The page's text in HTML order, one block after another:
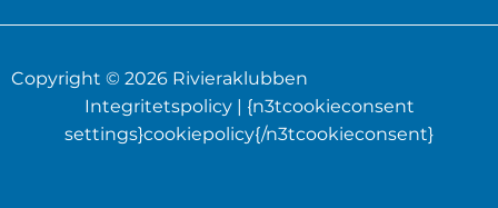
Copyright © 2026 Rivieraklubben
Integritetspolicy | {n3tcookieconsent
settings}cookiepolicy{/n3tcookieconsent}